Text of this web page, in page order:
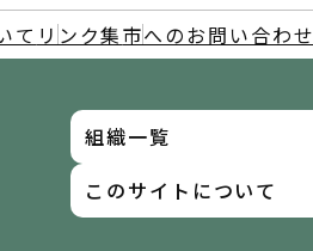
て リンク集市へのお問い合わせ
組織一覧
このサイトについて